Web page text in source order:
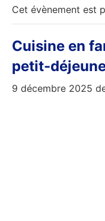
Cet évènement est
Cuisine en
petit-
9 décembre 2025